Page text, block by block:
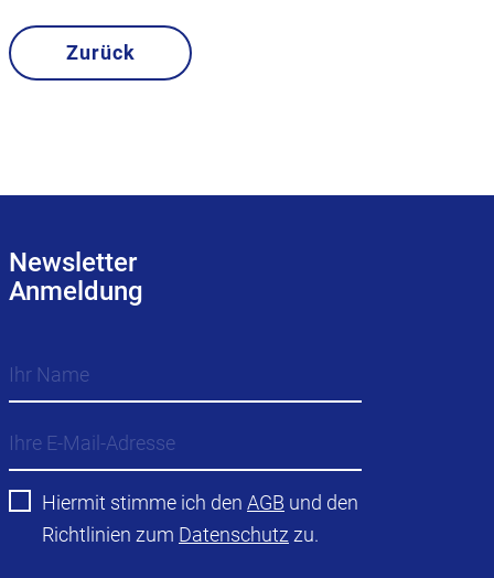
Zurück
Newsletter
Anmeldung
Hiermit stimme ich den AGB und den
Richtlinien zum Datenschutz zu.